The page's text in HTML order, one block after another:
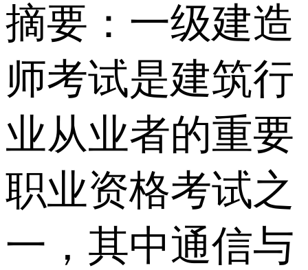
摘要：一级建造
师考试是建筑行
业从业者的重要
职业资格考试之
一，其中通信与